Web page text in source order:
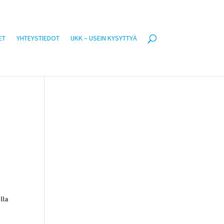
YHTEYSTIEDOT UKK – USEIN KYSYTTYÄ